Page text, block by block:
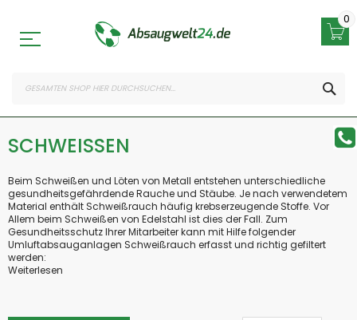
0
SCHWEISSEN
Beim Schweißen und Löten von Metall entstehen unterschiedliche
gesundheitsgefährdende Rauche und Stäube. Je nach verwendetem
Material enthält Schweißrauch häufig krebserzeugende Stoffe. Vor
Allem beim Schweißen von Edelstahl ist dies der Fall. Zum
Gesundheitsschutz Ihrer Mitarbeiter kann mit Hilfe folgender
Umluftabsauganlagen Schweißrauch erfasst und richtig gefiltert
werden:
Weiterlesen